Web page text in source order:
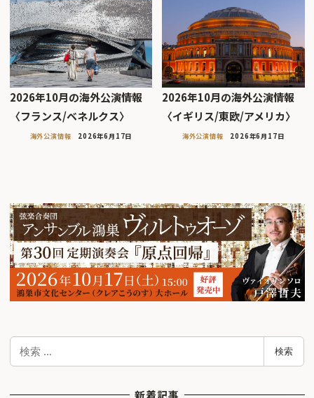
2026年10月の海外公演情報
〈フランス/ベネルクス〉
海外公演情報 2026年6月17日
2026年10月の海外公演情報
〈イギリス/東欧/アメリカ〉
海外公演情報 2026年6月17日
検
検索
新着記事